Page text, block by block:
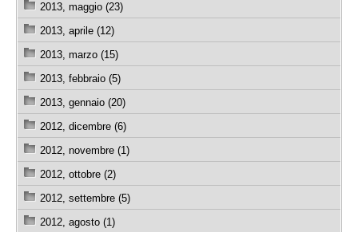
2013, maggio (23)
2013, aprile (12)
2013, marzo (15)
2013, febbraio (5)
2013, gennaio (20)
2012, dicembre (6)
2012, novembre (1)
2012, ottobre (2)
2012, settembre (5)
2012, agosto (1)